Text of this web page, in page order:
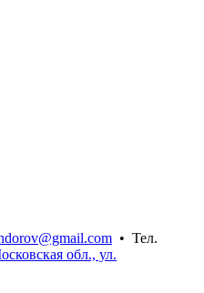
• Тел.
обл., ул.